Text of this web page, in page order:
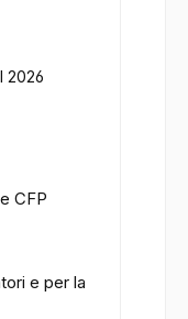
2026
CFP
e per la